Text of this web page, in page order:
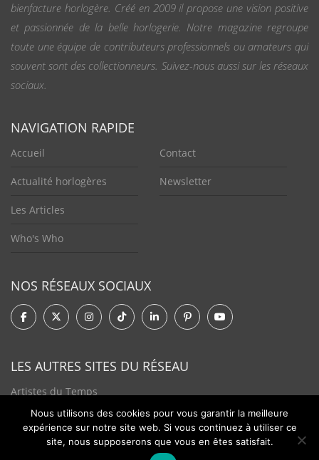
bienfacture horlogère. Créé en 2009 il propose une vision positive
et passionnée de la belle horlogerie. Notre magazine regroupe
toute une équipe de contributeurs professionnels ou amateurs qui
souvent sont des collectionneurs. Suivez-nous aussi sur les réseaux
sociaux.
NAVIGATION RAPIDE
Accueil
Actualité horlogères
Les Articles
Who's Who
Contact
Newsletter
NOS RÉSEAUX SOCIAUX
LES AUTRES SITES DU RÉSEAU
Artistes du Temps
Tendances Plurielles
Nous utilisons des cookies pour vous garantir la meilleure
expérience sur notre site web. Si vous continuez à utiliser ce
site, nous supposerons que vous en êtes satisfait.